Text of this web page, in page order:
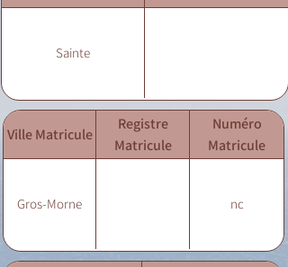
Sainte
Ville Matricule
Registre
Matricule
Numéro
Matricule
Gros-Morne nc